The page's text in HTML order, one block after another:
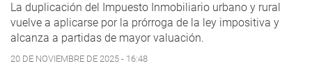
La duplicación del Impuesto Inmobiliario urbano y rural
vuelve a aplicarse por la prórroga de la ley impositiva y
alcanza a partidas de mayor valuación.
20 DE NOVIEMBRE DE 2025 - 16:48